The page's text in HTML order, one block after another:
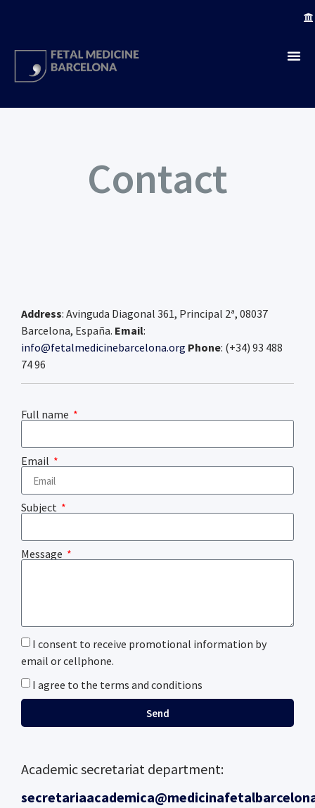
Contact
Address: Avinguda Diagonal 361, Principal 2ª, 08037
Barcelona, España. Email:
info@fetalmedicinebarcelona.org Phone: (+34) 93 488
74 96
Full name
Email
Subject
Message
I consent to receive promotional information by
email or cellphone.
I agree to the terms and conditions
Send
Academic secretariat department: